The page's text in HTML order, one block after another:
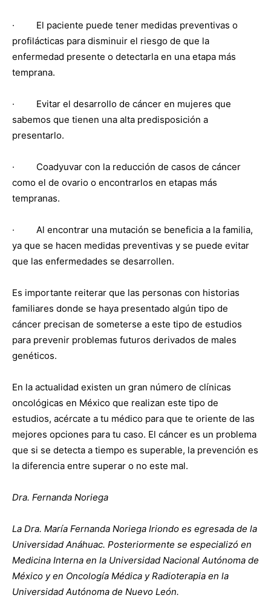
· El paciente puede tener medidas preventivas o
profilácticas para disminuir el riesgo de que la
enfermedad presente o detectarla en una etapa más
temprana.
· Evitar el desarrollo de cáncer en mujeres que
sabemos que tienen una alta predisposición a
presentarlo.
· Coadyuvar con la reducción de casos de cáncer
como el de ovario o encontrarlos en etapas más
tempranas.
· Al encontrar una mutación se beneficia a la familia,
ya que se hacen medidas preventivas y se puede evitar
que las enfermedades se desarrollen.
Es importante reiterar que las personas con historias
familiares donde se haya presentado algún tipo de
cáncer precisan de someterse a este tipo de estudios
para prevenir problemas futuros derivados de males
genéticos.
En la actualidad existen un gran número de clínicas
oncológicas en México que realizan este tipo de
estudios, acércate a tu médico para que te oriente de las
mejores opciones para tu caso. El cáncer es un problema
que si se detecta a tiempo es superable, la prevención es
la diferencia entre superar o no este mal.
Dra. Fernanda Noriega
La Dra. María Fernanda Noriega Iriondo es egresada de la
Universidad Anáhuac. Posteriormente se especializó en
Medicina Interna en la Universidad Nacional Autónoma de
México y en Oncología Médica y Radioterapia en la
Universidad Autónoma de Nuevo León.